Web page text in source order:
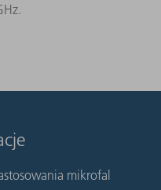
mikrofal